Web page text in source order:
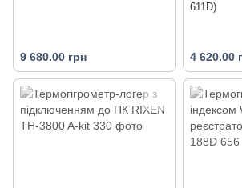
9 680.00 грн
611D)
4 620.00